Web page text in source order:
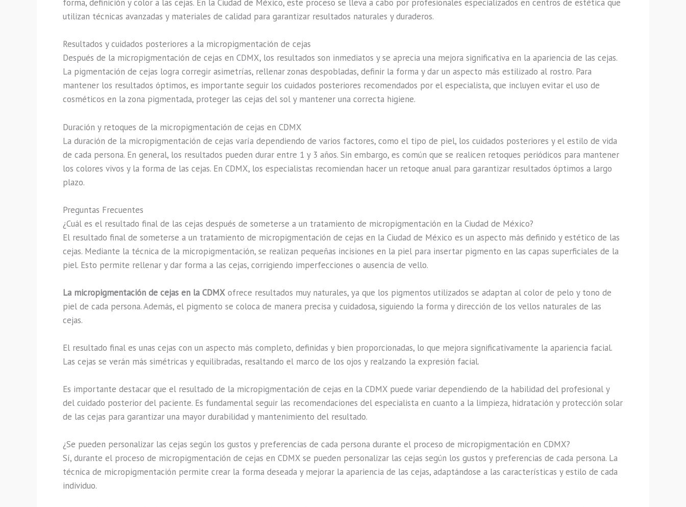
forma, definición y color a las cejas. En la Ciudad de México, este proceso se lleva a cabo por profesionales especializados en centros de estética que
utilizan técnicas avanzadas y materiales de calidad para garantizar resultados naturales y duraderos.
Resultados y cuidados posteriores a la micropigmentación de cejas
Después de la micropigmentación de cejas en CDMX, los resultados son inmediatos y se aprecia una mejora significativa en la apariencia de las cejas.
La pigmentación de cejas logra corregir asimetrías, rellenar zonas despobladas, definir la forma y dar un aspecto más estilizado al rostro. Para
mantener los resultados óptimos, es importante seguir los cuidados posteriores recomendados por el especialista, que incluyen evitar el uso de
cosméticos en la zona pigmentada, proteger las cejas del sol y mantener una correcta higiene.
Duración y retoques de la micropigmentación de cejas en CDMX
La duración de la micropigmentación de cejas varía dependiendo de varios factores, como el tipo de piel, los cuidados posteriores y el estilo de vida
de cada persona. En general, los resultados pueden durar entre 1 y 3 años. Sin embargo, es común que se realicen retoques periódicos para mantener
los colores vivos y la forma de las cejas. En CDMX, los especialistas recomiendan hacer un retoque anual para garantizar resultados óptimos a largo
plazo.
Preguntas Frecuentes
¿Cuál es el resultado final de las cejas después de someterse a un tratamiento de micropigmentación en la Ciudad de México?
El resultado final de someterse a un tratamiento de micropigmentación de cejas en la Ciudad de México es un aspecto más definido y estético de las
cejas. Mediante la técnica de la micropigmentación, se realizan pequeñas incisiones en la piel para insertar pigmento en las capas superficiales de la
piel. Esto permite rellenar y dar forma a las cejas, corrigiendo imperfecciones o ausencia de vello.
La micropigmentación de cejas en la CDMX ofrece resultados muy naturales, ya que los pigmentos utilizados se adaptan al color de pelo y tono de
piel de cada persona. Además, el pigmento se coloca de manera precisa y cuidadosa, siguiendo la forma y dirección de los vellos naturales de las
cejas.
El resultado final es unas cejas con un aspecto más completo, definidas y bien proporcionadas, lo que mejora significativamente la apariencia facial.
Las cejas se verán más simétricas y equilibradas, resaltando el marco de los ojos y realzando la expresión facial.
Es importante destacar que el resultado de la micropigmentación de cejas en la CDMX puede variar dependiendo de la habilidad del profesional y
del cuidado posterior del paciente. Es fundamental seguir las recomendaciones del especialista en cuanto a la limpieza, hidratación y protección solar
de las cejas para garantizar una mayor durabilidad y mantenimiento del resultado.
¿Se pueden personalizar las cejas según los gustos y preferencias de cada persona durante el proceso de micropigmentación en CDMX?
Sí, durante el proceso de micropigmentación de cejas en CDMX se pueden personalizar las cejas según los gustos y preferencias de cada persona. La
técnica de micropigmentación permite crear la forma deseada y mejorar la apariencia de las cejas, adaptándose a las características y estilo de cada
individuo.